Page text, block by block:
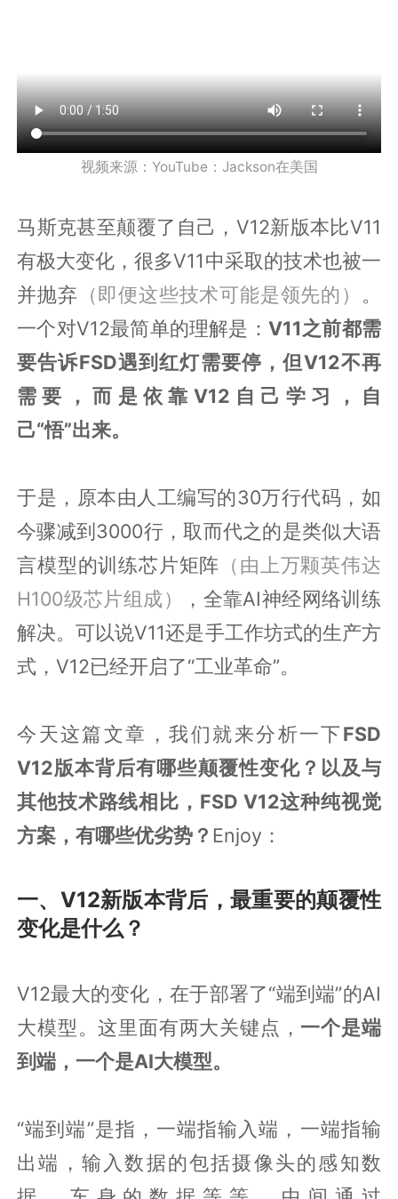
视频来源：YouTube：Jackson在美国
马斯克甚至颠覆了自己，V12新版本比V11
有极大变化，很多V11中采取的技术也被一
并抛弃 （即便这些技术可能是领先的） 。
一个对V12最简单的理解是： V11之前都需
要告诉FSD遇到红灯需要停，但V12不再
需要，而是依靠V12自己学习，自
己“悟”出来。
于是，原本由人工编写的30万行代码，如
今骤减到3000行，取而代之的是类似大语
言模型的训练芯片矩阵 （由上万颗英伟达
H100级芯片组成）
，全靠AI神经网络训练
解决。可以说V11还是手工作坊式的生产方
式，V12已经开启了“工业革命”。
今天这篇文章，我们就来分析一下FSD
V12版本背后有哪些颠覆性变化？以及与
其他技术路线相比，FSD V12这种纯视觉
方案，有哪些优劣势？ Enjoy：
一、V12新版本背后，最重要的颠覆性
变化是什么？
V12最大的变化，在于部署了“端到端”的AI
大模型。这里面有两大关键点， 一个是端
到端，一个是AI大模型。
“端到端”是指，一端指输入端，一端指输
出端，输入数据的包括摄像头的感知数